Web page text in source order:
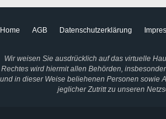
Home AGB Datenschutzerklärung
Wir weisen Sie ausdrücklich auf das virtuelle
Rechtes wird hiermit allen Behörden,
und in dieser Weise beliehenen Personen sowie
jeglicher Zutritt zu unseren